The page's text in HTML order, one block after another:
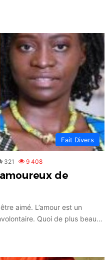
Fait Divers
321 9 408
de
aimé. L’amour est un
Quoi de plus beau…